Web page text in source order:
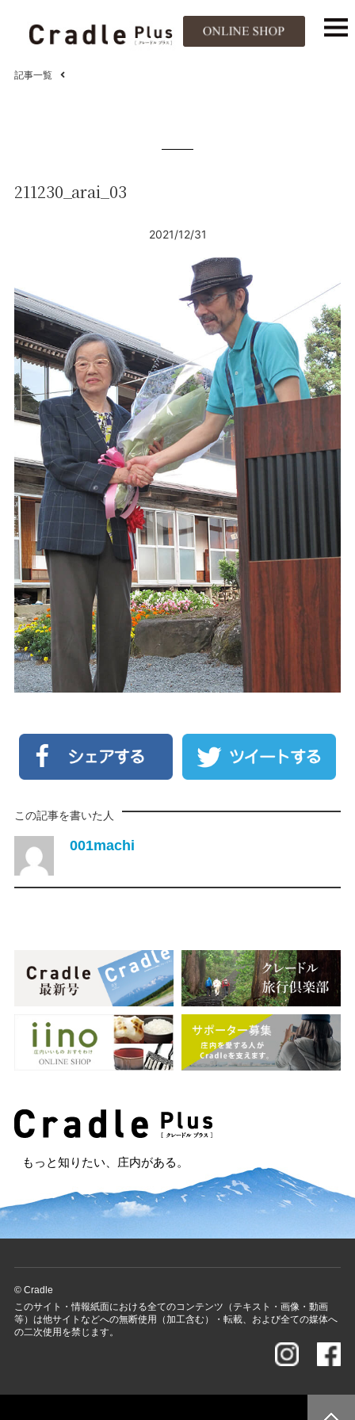
記事一覧
211230_arai_03
2021/12/31
この記事を書いた人
001machi
もっと知りたい、庄内がある。
© Cradle
このサイト・情報紙面における全てのコンテンツ（テキスト・画像・動画
等）は他サイトなどへの無断使用（加工含む）・転載、および全ての媒体へ
の二次使用を禁じます。